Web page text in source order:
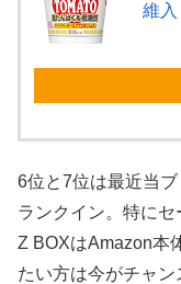
維
6位と7位は最近当
ランクイン。特にセ
Z BOXはAmazon本
たい方は今がチャン